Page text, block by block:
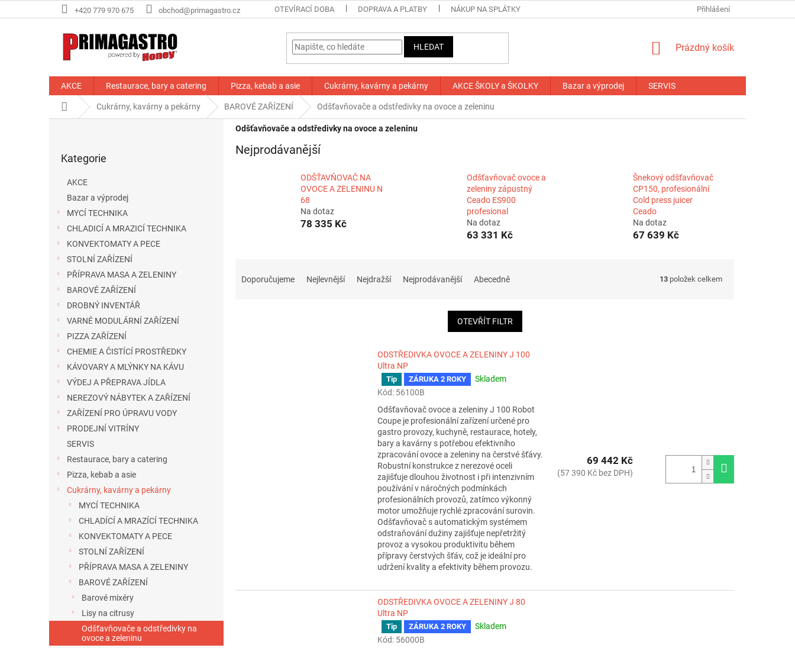
na
+420 779 970 675 obchod@primagastro.cz OTEVÍRACÍ DOBA DOPRAVA A PLATBY NÁKUP NA SPLÁTKY OBCHODNÍ PODMÍNKYPřihlášení
HLEDAT
NÁKUPNÍ
Prázdný košík
AKCE Restaurace, bary a catering Pizza, kebab a asie Cukrárny, kavárny a pekárny AKCE ŠKOLY a ŠKOLKY Bazar a výprodej SERVIS
Domů Cukrárny, kavárny a pekárny BAROVÉ ZAŘÍZENÍ Odšťavňovače a odstředivky na ovoce a zeleninu
kategorie
Kategorie
AKCE
Bazar a výprodej
MYCÍ TECHNIKA
CHLADICÍ A MRAZICÍ TECHNIKA
KONVEKTOMATY A PECE
STOLNÍ ZAŘÍZENÍ
PŘÍPRAVA MASA A ZELENINY
BAROVÉ ZAŘÍZENÍ
DROBNÝ INVENTÁŘ
VARNÉ MODULÁRNÍ ZAŘÍZENÍ
PIZZA ZAŘÍZENÍ
CHEMIE A ČISTÍCÍ PROSTŘEDKY
KÁVOVARY A MLÝNKY NA KÁVU
VÝDEJ A PŘEPRAVA JÍDLA
NEREZOVÝ NÁBYTEK A ZAŘÍZENÍ
ZAŘÍZENÍ PRO ÚPRAVU VODY
PRODEJNÍ VITRÍNY
SERVIS
Restaurace, bary a catering
Pizza, kebab a asie
Cukrárny, kavárny a pekárny
MYCÍ TECHNIKA
CHLADÍCÍ A MRAZÍCÍ TECHNIKA
KONVEKTOMATY A PECE
STOLNÍ ZAŘÍZENÍ
PŘÍPRAVA MASA A ZELENINY
BAROVÉ ZAŘÍZENÍ
Barové mixéry
Lisy na citrusy
Odšťavňovače a odstředivky na
ovoce a zeleninu
Odšťavňovače a odstředivky na ovoce a zeleninu
Nejprodávanější
ODŠŤAVŇOVAČ NA
OVOCE A ZELENINU N
68
Na dotaz
78 335 Kč
Odšťavňovač ovoce a
zeleniny zápustný
Ceado ES900
profesional
Na dotaz
63 331 Kč
Šnekový odšťavňovač
CP150, profesionální
Cold press juicer
Ceado
Na dotaz
67 639 Kč
Doporučujeme Nejlevnější Nejdražší Nejprodávanější Abecedně 13 položek celkem
OTEVŘÍT FILTR
ODSTŘEDIVKA OVOCE A ZELENINY J 100
Ultra NP
Průměrné
hodnocení
je
5,0
z
5
hvězdiček.
Tip ZÁRUKA 2 ROKY
Skladem
Kód: 56100B
Odšťavňovač ovoce a zeleniny J 100 Robot
Coupe je profesionální zařízení určené pro
gastro provozy, kuchyně, restaurace, hotely,
bary a kavárny s potřebou efektivního
zpracování ovoce a zeleniny na čerstvé šťávy.
Robustní konstrukce z nerezové oceli
zajišťuje dlouhou životnost i při intenzivním
používání v náročných podmínkách
profesionálních provozů, zatímco výkonný
motor umožňuje rychlé zpracování surovin.
Odšťavňovač s automatickým systémem
odstraňování dužiny zajišťuje nepřetržitý
provoz a vysokou produktivitu během
přípravy čerstvých šťáv, což je ideální pro
udržení kvality a efektivity během provozu.
69 442 Kč
(57 390 Kč bez DPH)
ODSTŘEDIVKA OVOCE A ZELENINY J 80
Ultra NP
Průměrné
hodnocení
Tip ZÁRUKA 2 ROKY
Skladem
Kód: 56000B